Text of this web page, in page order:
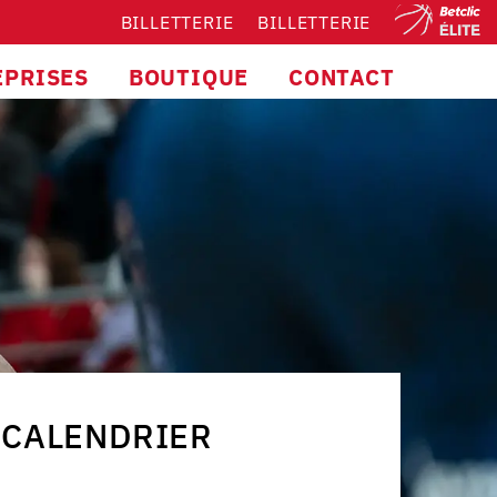
BILLETTERIE BILLETTERIE
BOUTIQUE CONTACT
CALENDRIER